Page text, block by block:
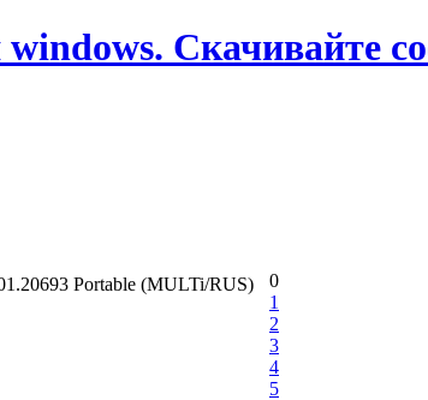
Скачивайте
Portable (MULTi/RUS)
0
1
2
3
4
5